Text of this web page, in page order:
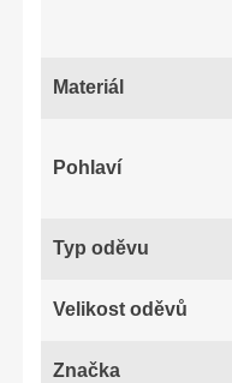
Materiál
Pohlaví
Typ oděvu
Velikost oděvů
Značka